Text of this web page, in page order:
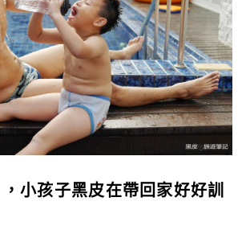
小孩子黑皮在帶回家好好訓